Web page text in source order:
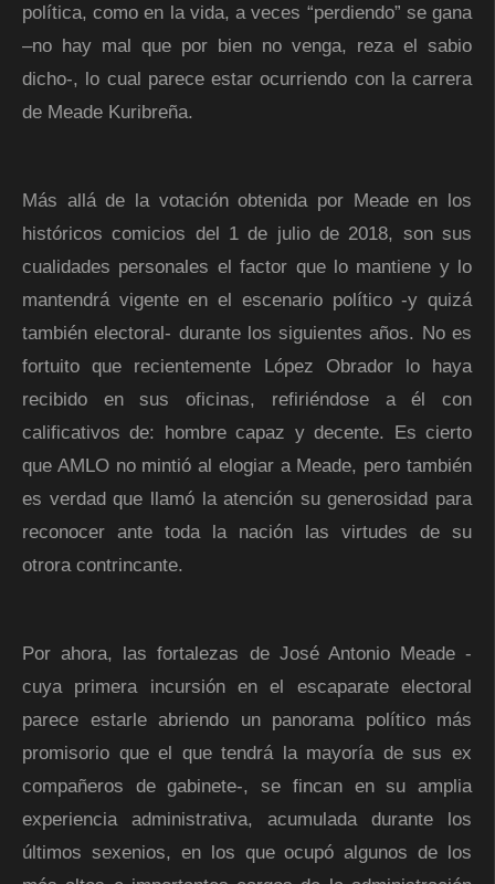
política, como en la vida, a veces “perdiendo” se gana
–no hay mal que por bien no venga, reza el sabio
dicho-, lo cual parece estar ocurriendo con la carrera
de Meade Kuribreña.
Más allá de la votación obtenida por Meade en los
históricos comicios del 1 de julio de 2018, son sus
cualidades personales el factor que lo mantiene y lo
mantendrá vigente en el escenario político -y quizá
también electoral- durante los siguientes años. No es
fortuito que recientemente López Obrador lo haya
recibido en sus oficinas, refiriéndose a él con
calificativos de: hombre capaz y decente. Es cierto
que AMLO no mintió al elogiar a Meade, pero también
es verdad que llamó la atención su generosidad para
reconocer ante toda la nación las virtudes de su
otrora contrincante.
Por ahora, las fortalezas de José Antonio Meade -
cuya primera incursión en el escaparate electoral
parece estarle abriendo un panorama político más
promisorio que el que tendrá la mayoría de sus ex
compañeros de gabinete-, se fincan en su amplia
experiencia administrativa, acumulada durante los
últimos sexenios, en los que ocupó algunos de los